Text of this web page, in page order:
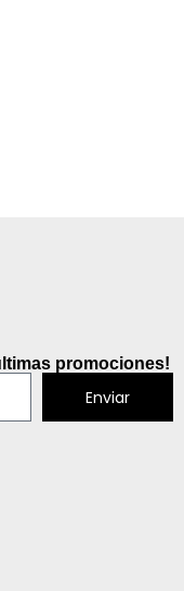
promociones!
Enviar